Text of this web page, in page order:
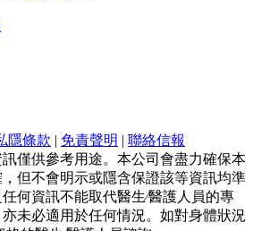
隱條款 | 免責聲明 | 聯絡信報
僅供參考用途。本公司會盡力確保本
但不會明示或隱含保證該等資訊均準
何資訊不能取代醫生∕醫護人員的專
未必適用於任何情況。如對身體狀況